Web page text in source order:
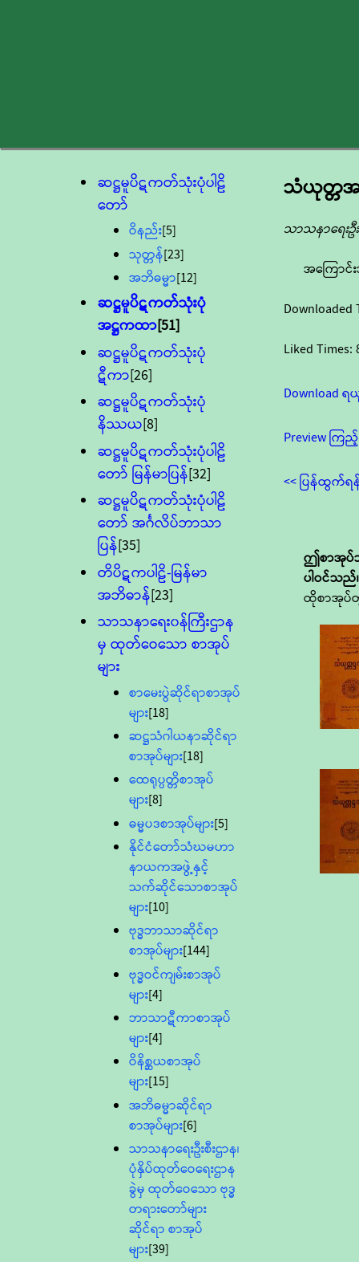
ဆဋ္ဌမူပိဋကတ်သုံးပုံပါဠိ
တော်
ဝိနည်း[5]
သုတ္တန်[23]
အဘိဓမ္မာ[12]
ဆဋ္ဌမူပိဋကတ်သုံးပုံ
အဋ္ဌကထာ[51]
ဆဋ္ဌမူပိဋကတ်သုံးပုံ
ဋီကာ[26]
ဆဋ္ဌမူပိဋကတ်သုံးပုံ
နိဿယ[8]
ဆဋ္ဌမူပိဋကတ်သုံးပုံပါဠိ
တော် မြန်မာပြန်[32]
ဆဋ္ဌမူပိဋကတ်သုံးပုံပါဠိ
တော် အင်္ဂလိပ်ဘာသာ
ပြန်[35]
တိပိဋကပါဠိ-မြန်မာ
အဘိဓာန်[23]
သာသနာရေး၀န်ကြီးဌာန
မှ ထုတ်ဝေသော စာအုပ်
များ
စာမေးပွဲဆိုင်ရာစာအုပ်
များ[18]
ဆဋ္ဌသံဂါယနာဆိုင်ရာ
စာအုပ်များ[18]
ထေရုပ္ပတ္တိစာအုပ်
များ[8]
ဓမ္မပဒစာအုပ်များ[5]
နိုင်ငံတော်သံဃမဟာ
နာယကအဖွဲ့နှင့်
သက်ဆိုင်သောစာအုပ်
များ[10]
ဗုဒ္ဓဘာသာဆိုင်ရာ
စာအုပ်များ[144]
ဗုဒ္ဓဝင်ကျမ်းစာအုပ်
များ[4]
ဘာသာဋီကာစာအုပ်
များ[4]
ဝိနိစ္ဆယစာအုပ်
များ[15]
အဘိဓမ္မာဆိုင်ရာ
စာအုပ်များ[6]
သာသနာရေးဦးစီးဌာန၊
ပုံနှိပ်ထုတ်ဝေရေးဌာန
ခွဲမှ ထုတ်ဝေသော ဗုဒ္ဓ
တရားတော်များ
ဆိုင်ရာ စာအုပ်
များ[39]
သံယုတ္တအ
သာသနာရေးဦ
အကြောင်
Downloaded
Liked Times:
Download
Preview ကြ
<< ပြန်ထွက်ရ
ဤစာအုပ်
ပါဝင်သည်
ထိုစာအုပ်တွဲ